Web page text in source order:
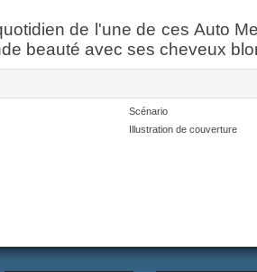
de l'une de ces Auto
beauté avec ses cheveux
Scénario
Illustration de couverture